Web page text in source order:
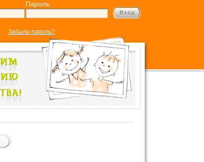
Пароль
Забыли пароль?